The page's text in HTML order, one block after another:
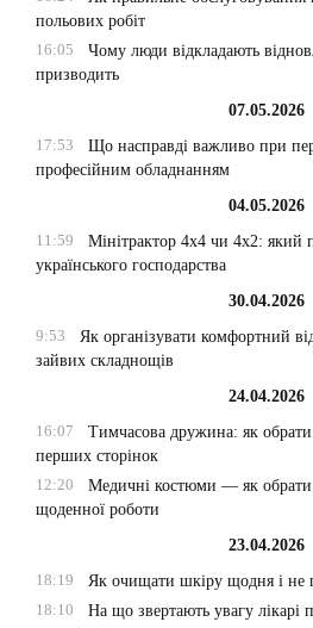
польових робіт
16:05
Чому люди відкладають
призводить
07.05.2026
17:53
Що насправді важливо при
професійним обладнанням
04.05.2026
11:59
Мінітрактор 4х4 чи 4х2: який
українського господарства
30.04.2026
9:53
Як організувати комфортний
зайвих складнощів
24.04.2026
16:07
Тимчасова дружина: як
перших сторінок
12:20
Медичні костюми — як обрати
щоденної роботи
23.04.2026
18:19
Як очищати шкіру щодня і не
18:10
На що звертають увагу лікарі